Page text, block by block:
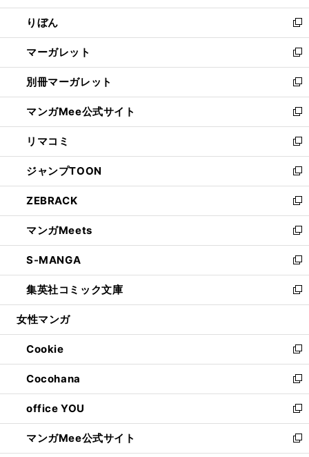
開
く
ウ
で
開
く
ン
ド
ウ
で
開
く
ウ
ィ
ン
ド
ウ
で
開
く
りぼん
新
し
い
ウ
ィ
ン
ド
ウ
で
開
く
マーガレット
新
し
い
ウ
ィ
ン
ド
ウ
で
開
く
別冊マーガレット
新
し
い
ウ
ィ
ン
ド
ウ
で
開
く
マンガMee公式サイト
新
し
い
ウ
ィ
ン
ド
ウ
で
開
く
リマコミ
新
し
い
ウ
ィ
ン
ド
ウ
で
開
く
ジャンプTOON
新
し
い
ウ
ィ
ン
ド
ウ
で
開
ZEBRACK
新
し
い
ウ
ィ
ン
ド
ウ
開
く
マンガMeets
新
し
い
ウ
ィ
ン
ウ
で
開
く
S-MANGA
新
し
い
ウ
ン
ド
ウ
で
開
く
集英社コミック文庫
新
し
ウ
ィ
ン
ド
ウ
で
開
く
女性マンガ
Cookie
新
し
い
ウ
ィ
ン
ド
ウ
Cocohana
新
し
い
ウ
ィ
ン
office YOU
新
し
い
マンガMee公式サイト
新